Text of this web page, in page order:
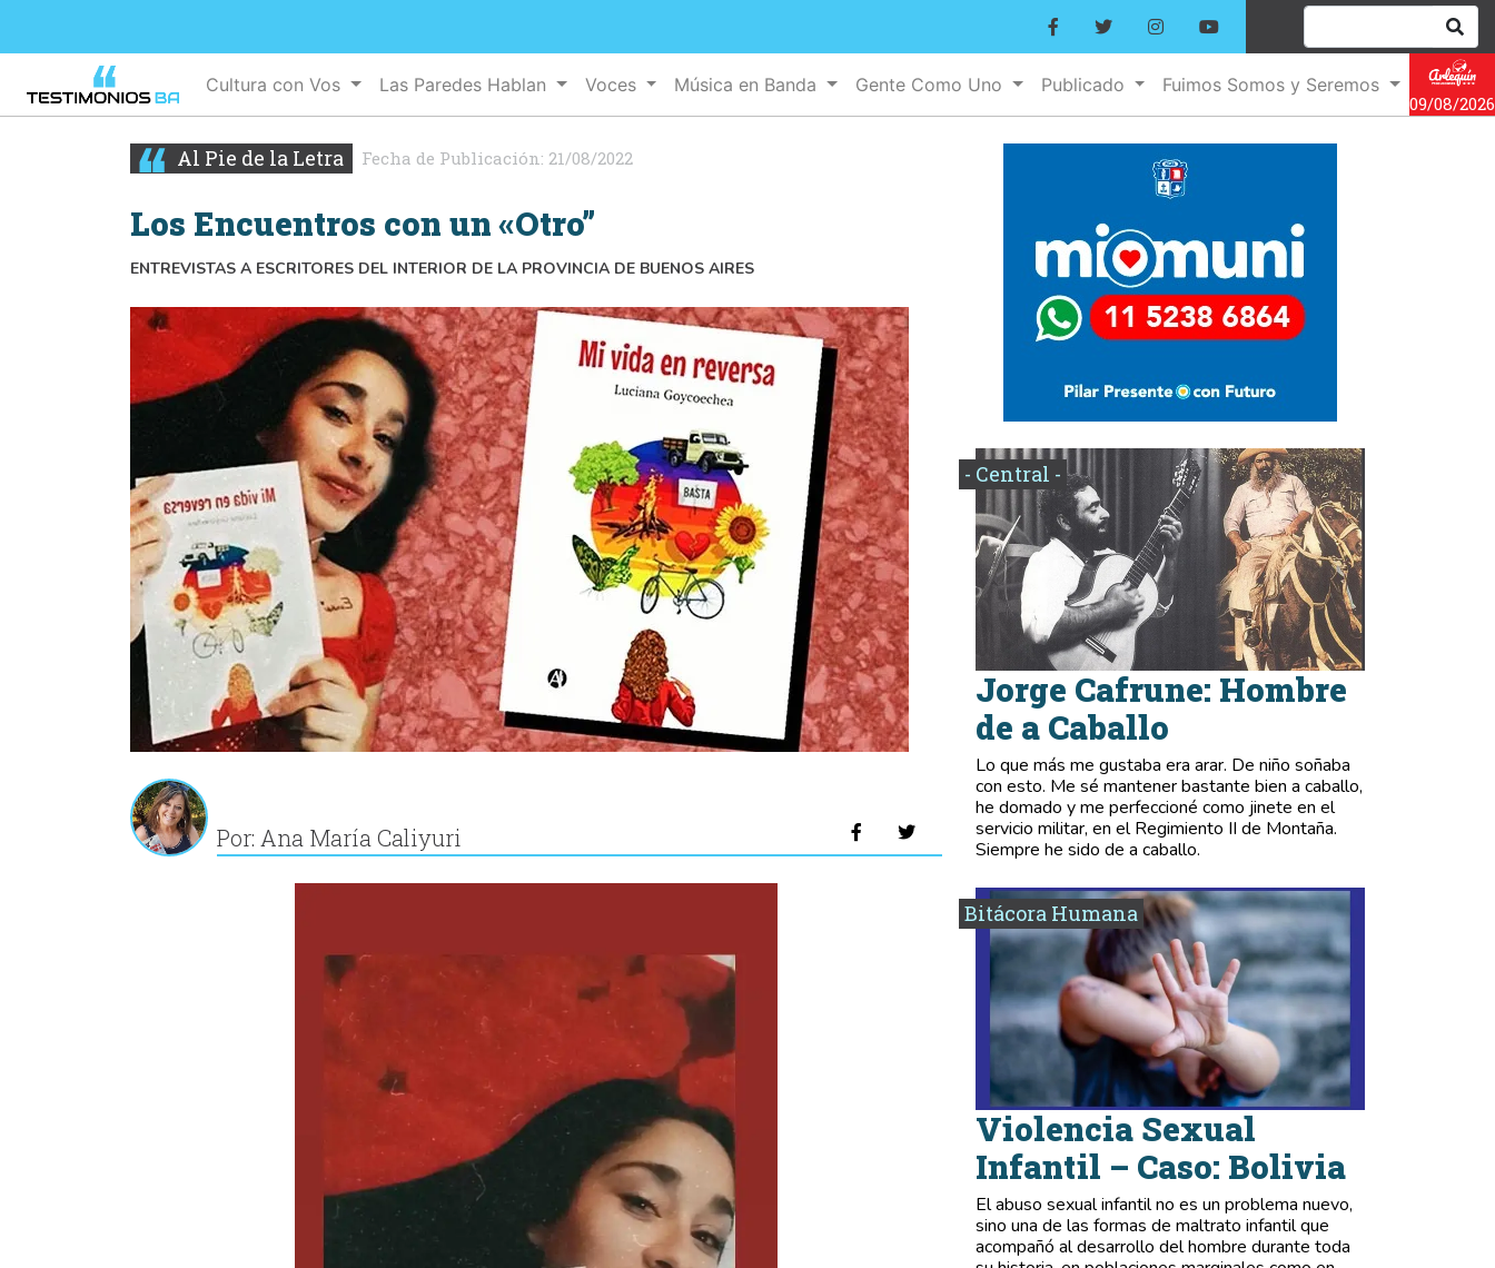
Cultura con Vos Las Paredes Hablan Voces Música en Banda Gente Como Uno Publicado
Fuimos Somos y Seremos
09/08/2026
Al Pie de la Letra Fecha de Publicación: 21/08/2022
Los Encuentros con un «Otro”
ENTREVISTAS A ESCRITORES DEL INTERIOR DE LA PROVINCIA DE BUENOS AIRES
Por: Ana María Caliyuri
- Central -
Jorge Cafrune: Hombre
de a Caballo
Lo que más me gustaba era arar. De niño soñaba
con esto. Me sé mantener bastante bien a caballo,
he domado y me perfeccioné como jinete en el
servicio militar, en el Regimiento II de Montaña.
Siempre he sido de a caballo.
Bitácora Humana
Violencia Sexual
Infantil – Caso: Bolivia
El abuso sexual infantil no es un problema nuevo,
sino una de las formas de maltrato infantil que
acompañó al desarrollo del hombre durante toda